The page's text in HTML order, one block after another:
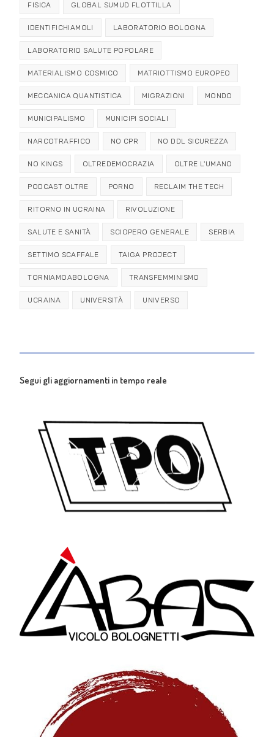
FISICA GLOBAL SUMUD FLOTTILLA
IDENTIFICHIAMOLI LABORATORIO BOLOGNA
LABORATORIO SALUTE POPOLARE
MATERIALISMO COSMICO MATRIOTTISMO EUROPEO
MECCANICA QUANTISTICA MIGRAZIONI MONDO
MUNICIPALISMO MUNICIPI SOCIALI
NARCOTRAFFICO NO CPR NO DDL SICUREZZA
NO KINGS OLTREDEMOCRAZIA OLTRE L'UMANO
PODCAST OLTRE PORNO RECLAIM THE TECH
RITORNO IN UCRAINA RIVOLUZIONE
SALUTE E SANITÀ SCIOPERO GENERALE SERBIA
SETTIMO SCAFFALE TAIGA PROJECT
TORNIAMOABOLOGNA TRANSFEMMINISMO
UCRAINA UNIVERSITÀ UNIVERSO
Segui gli aggiornamenti in tempo reale